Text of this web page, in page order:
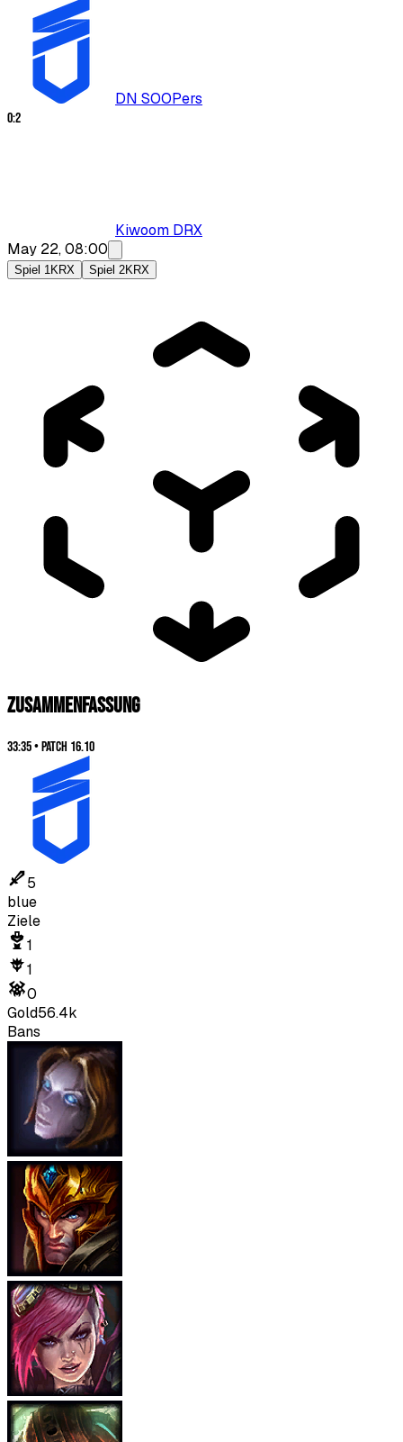
DN SOOPers
0:2
Kiwoom DRX
May 22, 08:00
Spiel 1KRX Spiel 2KRX
ZUSAMMENFASSUNG
33:35•Patch 16.10
5
blue
Ziele
1
1
0
Gold56.4k
Bans